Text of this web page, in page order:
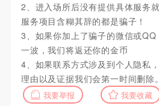
2、进入场所后没有提供具体服务
服务项目含糊其辞的都是骗子！
3、如果你加上了骗子的微信或
一波，我们将返还你的金币
4、如果联系方式涉及到个人隐私
理由以及证据我们会第一时间删除。
我要举报 我要收藏